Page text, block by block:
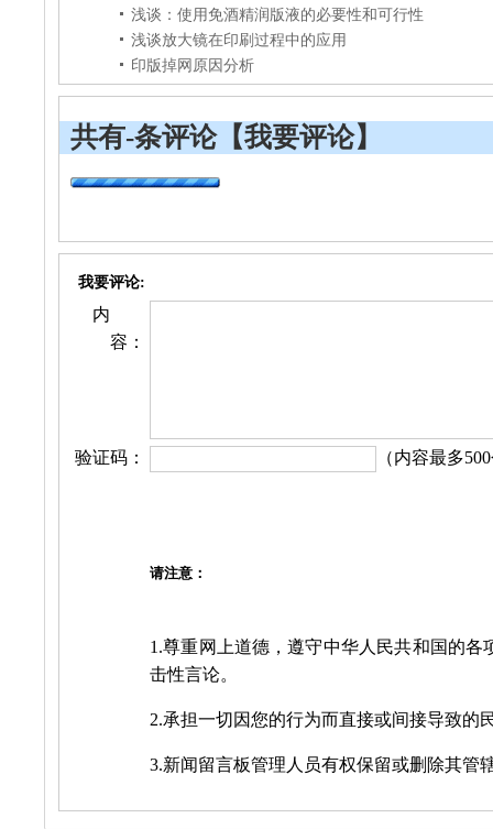
浅谈：使用免酒精润版液的必要性和可行性
浅谈放大镜在印刷过程中的应用
印版掉网原因分析
共有-条评论【我要评论】
我要评论:
内
容：
验证码： （内容最多
请注意：
1.尊重网上道德，遵守中华人民共和国的各
击性言论。
2.承担一切因您的行为而直接或间接导致的
3.新闻留言板管理人员有权保留或删除其管